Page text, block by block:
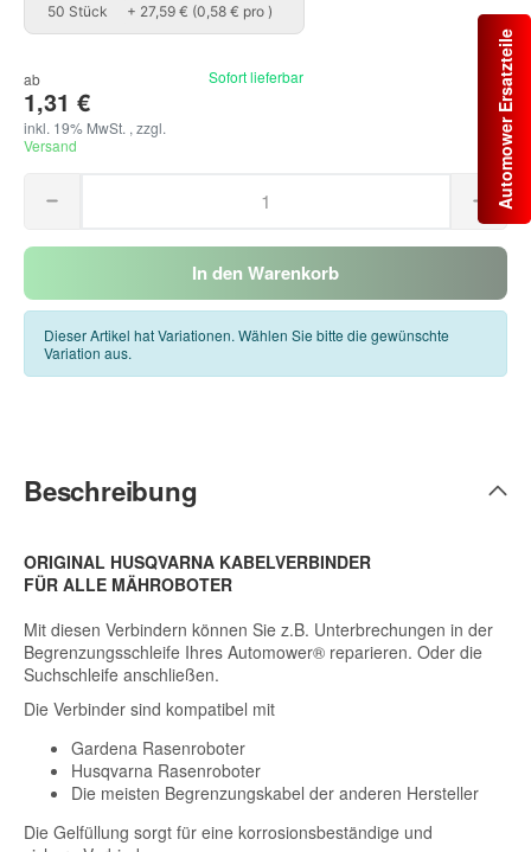
Automower Ersatzteile
50 Stück 50 Stück
+ 27,59 € (0,58 € pro )
ab
1,31 €
inkl. 19% MwSt. , zzgl.
Versand
Sofort lieferbar
In den Warenkorb
Dieser Artikel hat Variationen. Wählen Sie bitte die gewünschte
Variation aus.
Beschreibung
ORIGINAL HUSQVARNA KABELVERBINDER
FÜR ALLE MÄHROBOTER
Mit diesen Verbindern können Sie z.B. Unterbrechungen in der
Begrenzungsschleife Ihres Automower® reparieren. Oder die
Suchschleife anschließen.
Die Verbinder sind kompatibel mit
Gardena Rasenroboter
Husqvarna Rasenroboter
Die meisten Begrenzungskabel der anderen Hersteller
Die Gelfüllung sorgt für eine korrosionsbeständige und